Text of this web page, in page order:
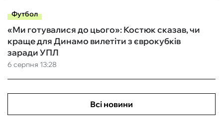
Футбол
6 серпня 13:28
«Ми готувалися до цього»: Костюк сказав, чи
краще для Динамо вилетіти з єврокубків
заради УПЛ
Всі новини